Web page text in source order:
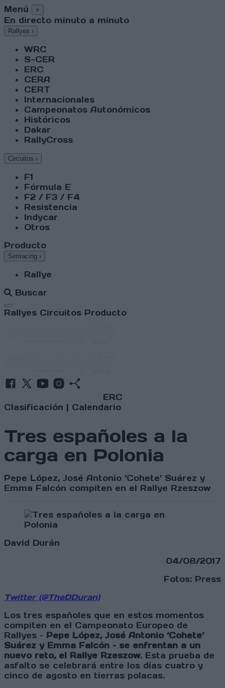
Menú ×
En directo minuto a minuto
Rallyes ›
WRC
S-CER
ERC
CERA
CERT
Internacionales
Campeonatos Autonómicos
Históricos
Dakar
RallyCross
Circuitos ›
F1
Fórmula E
F2 / F3 / F4
Resistencia
Indycar
Otros
Producto
Simracing ›
Rallye
Buscar
Abrir menú
Rallyes Circuitos Producto
ERC
Clasificación | Calendario
Tres españoles a la
carga en Polonia
Pepe López, José Antonio ‘Cohete’ Suárez y
Emma Falcón compiten en el Rallye Rzeszow
David Durán
04/08/2017
Fotos: Press
Twitter (@TheDDuran)
Los tres españoles que en estos momentos
compiten en el Campeonato Europeo de
Rallyes – Pepe López, José Antonio ‘Cohete’
Suárez y Emma Falcón – se enfrentan a un
nuevo reto, el Rallye Rzeszow. Esta prueba de
asfalto se celebrará entre los días cuatro y
cinco de agosto en tierras polacas.